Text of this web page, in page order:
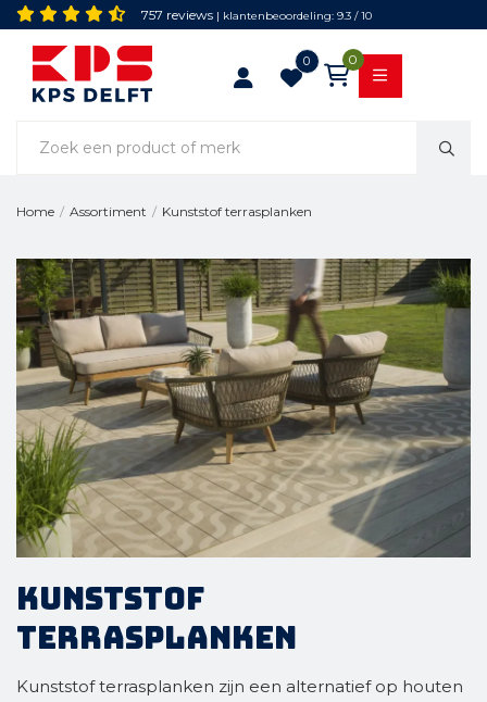
757 reviews | klantenbeoordeling: 9.3 / 10
0 0
Home / Assortiment / Kunststof terrasplanken
Kunststof
terrasplanken
Kunststof terrasplanken zijn een alternatief op houten